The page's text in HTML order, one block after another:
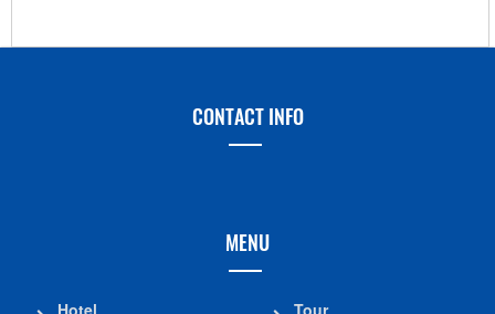
CONTACT INFO
MENU
Hotel
Tour